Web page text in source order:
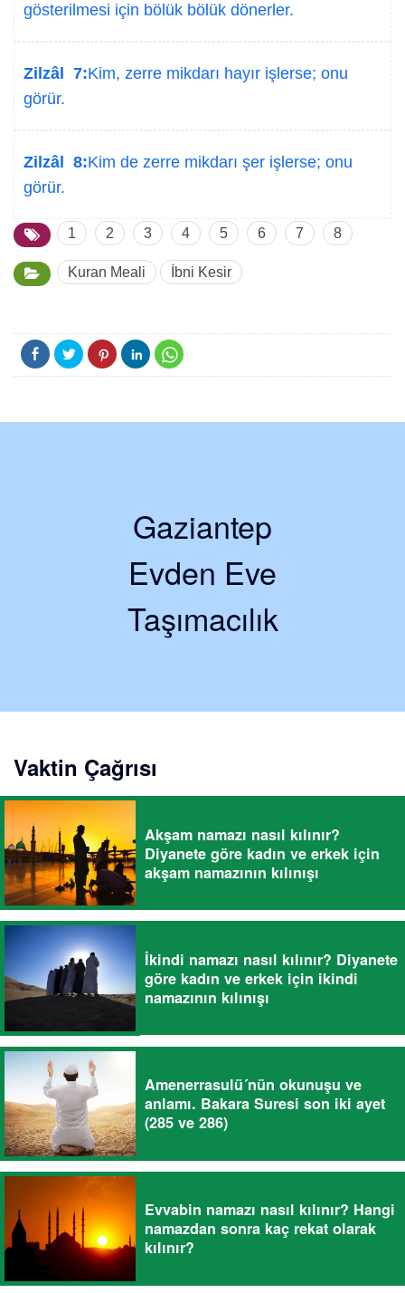
gösterilmesi için bölük bölük dönerler.
Zilzâl 7:Kim, zerre mikdarı hayır işlerse; onu
görür.
Zilzâl 8:Kim de zerre mikdarı şer işlerse; onu
görür.
1 2 3 4 5 6 7 8
Kuran Meali İbni Kesir
Gaziantep
Evden Eve
Taşımacılık
Vaktin Çağrısı
Akşam namazı nasıl kılınır?
Diyanete göre kadın ve erkek için
akşam namazının kılınışı
İkindi namazı nasıl kılınır? Diyanete
göre kadın ve erkek için ikindi
namazının kılınışı
Amenerrasulü´nün okunuşu ve
anlamı. Bakara Suresi son iki ayet
(285 ve 286)
Evvabin namazı nasıl kılınır? Hangi
namazdan sonra kaç rekat olarak
kılınır?